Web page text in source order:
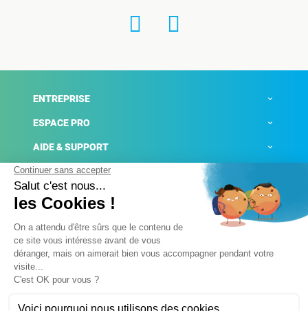
ENTREPRISE
ESPACE PRO
AIDE & SUPPORT
ACTUALITÉS
Mentions légales